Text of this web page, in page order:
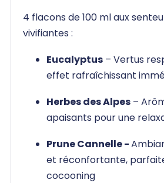
4 flacons de 100 ml aux
vivifiantes :
Eucalyptus – Vertus
effet rafraîchissant
Herbes des Alpes –
apaisants pour une
Prune Cannelle -
et réconfortante,
cocooning